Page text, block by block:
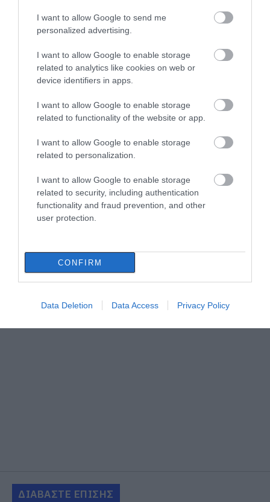
I want to allow Google to send me
personalized advertising.
I want to allow Google to enable storage
related to analytics like cookies on web or
device identifiers in apps.
I want to allow Google to enable storage
related to functionality of the website or app.
I want to allow Google to enable storage
related to personalization.
I want to allow Google to enable storage
related to security, including authentication
functionality and fraud prevention, and other
user protection.
CONFIRM
Data Deletion Data Access Privacy Policy
ΔΙΑΒΑΣΤΕ ΕΠΙΣΗΣ